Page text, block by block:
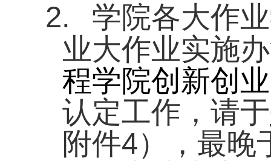
2.
学院各大作
业大作业实施
程学院创新创
认定工作，请于
附件4），最晚